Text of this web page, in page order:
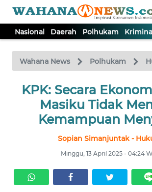
Nasional Daerah Polhukam
Wahana News Polhukam
KPK: Secara
Masiku Tidak
Kemampuan
Sopian Simanjuntak -
Minggu, 13 April 2025 - 04:24
TV
Tutup
NASIONAL
DAERAH
KRIMINAL